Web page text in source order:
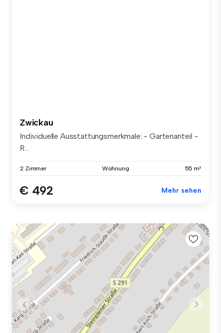
Zwickau
Individuelle Ausstattungsmerkmale: - Gartenanteil -
R...
2 Zimmer Wohnung 55 m²
€ 492 Mehr sehen